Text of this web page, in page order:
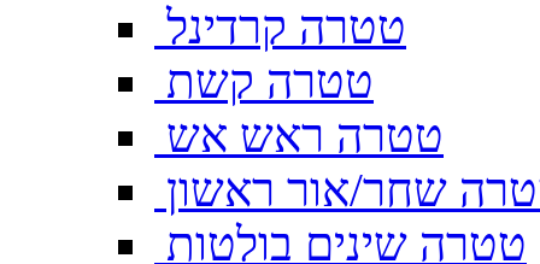
טטרה קרדינל
טטרה קשת
טטרה ראש אש
שחר/אור ראשון
טטרה שינים בולטות